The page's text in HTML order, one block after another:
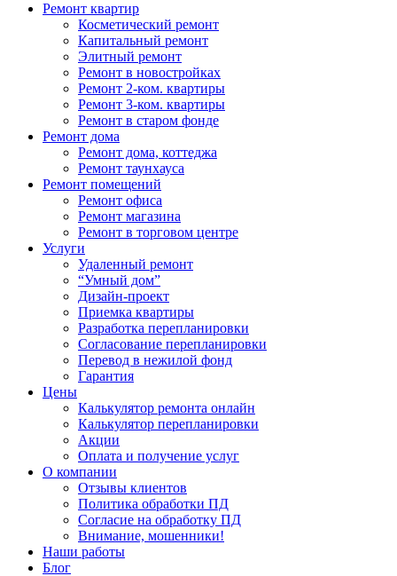
Ремонт квартир
Косметический ремонт
Капитальный ремонт
Элитный ремонт
Ремонт в новостройках
Ремонт 2-ком. квартиры
Ремонт 3-ком. квартиры
Ремонт в старом фонде
Ремонт дома
Ремонт дома, коттеджа
Ремонт таунхауса
Ремонт помещений
Ремонт офиса
Ремонт магазина
Ремонт в торговом центре
Услуги
Удаленный ремонт
“Умный дом”
Дизайн-проект
Приемка квартиры
Разработка перепланировки
Согласование перепланировки
Перевод в нежилой фонд
Гарантия
Цены
Калькулятор ремонта онлайн
Калькулятор перепланировки
Акции
Оплата и получение услуг
О компании
Отзывы клиентов
Политика обработки ПД
Согласие на обработку ПД
Внимание, мошенники!
Наши работы
Блог